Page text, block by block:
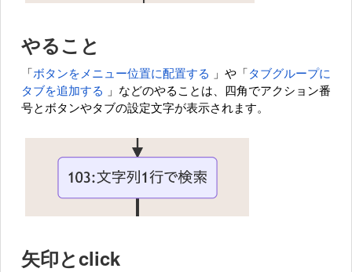
やること
「 ボタンをメニュー位置に配置する 」や「 タブグループに
タブを追加する
」などのやることは、四角でアクション番
号とボタンやタブの設定文字が表示されます。
矢印とclick